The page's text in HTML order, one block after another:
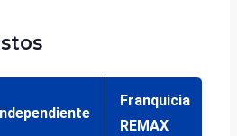
Franquicia
REMAX